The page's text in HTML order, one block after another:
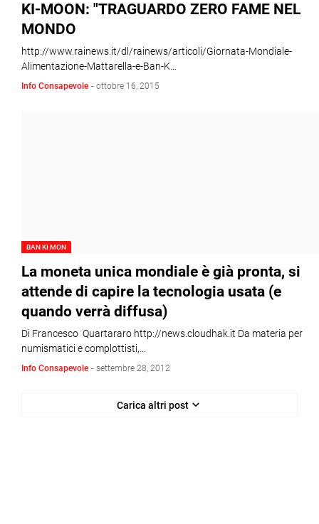
KI-MOON: "TRAGUARDO ZERO FAME NEL
MONDO
http://www.rainews.it/dl/rainews/articoli/Giornata-Mondiale-
Alimentazione-Mattarella-e-Ban-K…
Info Consapevole - ottobre 16, 2015
BAN KI MON
La moneta unica mondiale è già pronta, si
attende di capire la tecnologia usata (e
quando verrà diffusa)
Di Francesco Quartararo http://news.cloudhak.it Da materia per
numismatici e complottisti,…
Info Consapevole - settembre 28, 2012
Carica altri post